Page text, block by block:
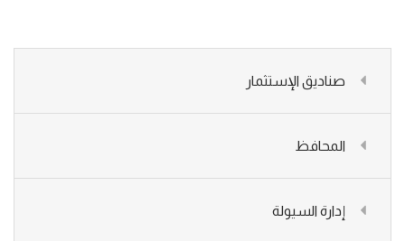
صناديق الإستثمار
المحافظ
إدارة السيولة